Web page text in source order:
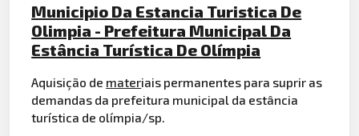
Municipio Da Estancia Turistica De
Olimpia - Prefeitura Municipal Da
Estância Turística De Olímpia
Aquisição de materiais permanentes para suprir as
demandas da prefeitura municipal da estância
turística de olímpia/sp.